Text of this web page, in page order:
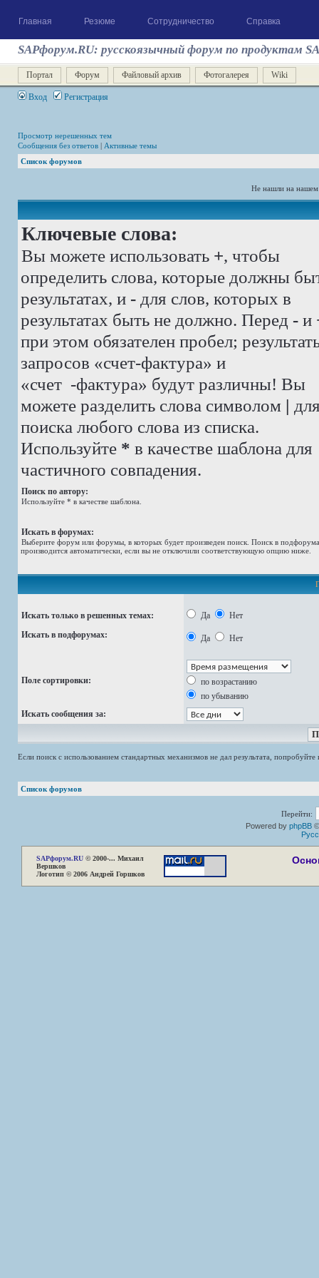
Главная Резюме Сотрудничество Справка
SAPфорум.RU: русскоязычный форум по продуктам
Портал Форум Файловый архив Фотогалерея Wiki
Вход Регистрация
Просмотр нерешенных тем
Сообщения без ответов | Активные темы
Список форумов
Не нашли на
Ключевые слова:
Вы можете использовать +, чтобы
определить слова, которые должны
результатах, и - для слов, которых в
результатах быть не должно. Перед - и
при этом обязателен пробел;
запросов «счет-фактура» и
«счет -фактура» будут различны! Вы
можете разделить слова символом |
поиска любого слова из списка.
Используйте * в качестве шаблона для
частичного совпадения.
Поиск по автору:
Используйте * в качестве шаблона.
Искать в форумах:
Выберите форум или форумы, в которых будет произведен поиск. Поиск в
производится автоматически, если вы не отключили соответствующую опцию ниже.
Искать только в решенных темах:
Искать в подфорумах:
Да Нет
Да Нет
Поле сортировки:
по возрастанию
по убыванию
Искать сообщения за:
Если поиск с использованием стандартных механизмов не дал результата,
Список форумов
Перейти:
Powered by phpBB
SAPфорум.RU © 2000-... Михаил
Вершков
Логотип © 2006 Андрей Горшков